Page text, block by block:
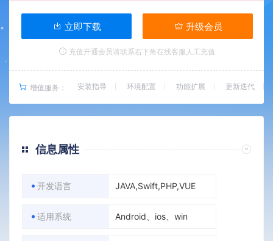
立即下载 升级会员
充值开通会员请联系右下角在线客服人工充值
增值服务： 安装指导 环境配置 功能扩展 更新迭代
信息属性
开发语言 JAVA,Swift,PHP,VUE
适用系统 Android、ios、win